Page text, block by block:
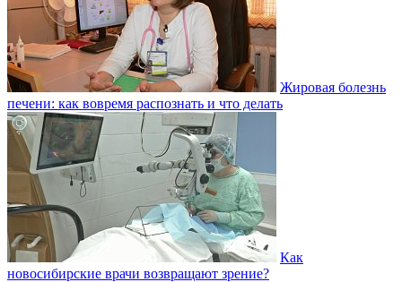
Жировая болезнь
печени: как вовремя распознать и что делать
Как
новосибирские врачи возвращают зрение?